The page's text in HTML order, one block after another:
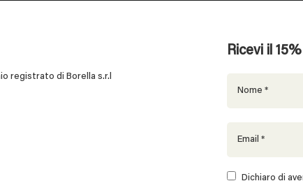
registrato di Borella s.r.l
Ricevi il
Dichiaro di